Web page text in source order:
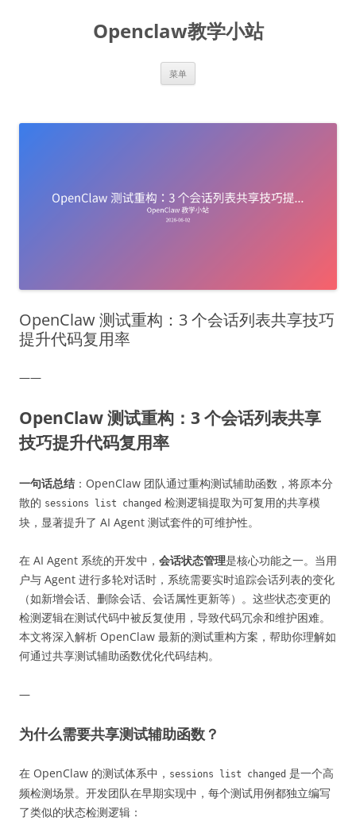
Openclaw教学小站
菜单
OpenClaw 测试重构：3 个会话列表共享技巧
提升代码复用率
——
OpenClaw 测试重构：3 个会话列表共享
技巧提升代码复用率
一句话总结 ：OpenClaw 团队通过重构测试辅助函数，将原本分
散的 sessions list changed 检测逻辑提取为可复用的共享模
块，显著提升了 AI Agent 测试套件的可维护性。
在 AI Agent 系统的开发中， 会话状态管理是核心功能之一。当用
户与 Agent 进行多轮对话时，系统需要实时追踪会话列表的变化
（如新增会话、删除会话、会话属性更新等）。这些状态变更的
检测逻辑在测试代码中被反复使用，导致代码冗余和维护困难。
本文将深入解析 OpenClaw 最新的测试重构方案，帮助你理解如
何通过共享测试辅助函数优化代码结构。
—
为什么需要共享测试辅助函数？
在 OpenClaw 的测试体系中， sessions list changed 是一个高
频检测场景。开发团队在早期实现中，每个测试用例都独立编写
了类似的状态检测逻辑：